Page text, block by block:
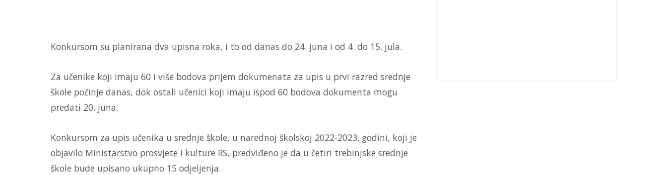
Konkursom su planirana dva upisna roka, i to od danas do 24. juna i od 4. do 15. jula.
Za učenike koji imaju 60 i više bodova prijem dokumenata za upis u prvi razred srednje
škole počinje danas, dok ostali učenici koji imaju ispod 60 bodova dokumenta mogu
predati 20. juna.
Konkursom za upis učenika u srednje škole, u narednoj školskoj 2022-2023. godini, koji je
objavilo Ministarstvo prosvjete i kulture RS, predviđeno je da u četiri trebinjske srednje
škole bude upisano ukupno 15 odjeljenja.